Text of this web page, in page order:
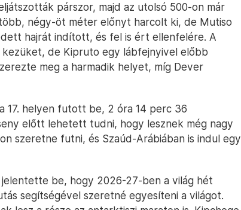
párszor, majd az utolsó 500-on már
négy-öt méter előnyt harcolt ki, de Mutiso
hajrát indított, és fel is ért ellenfelére. A
de Kipruto egy lábfejnyivel előbb
meg a harmadik helyet, míg Dever
17. helyen futott be, 2 óra 14 perc 36
előtt lehetett tudni, hogy lesznek még nagy
szeretne futni, és Szaúd-Arábiában is indul egy
be, hogy 2026-27-ben a világ hét
segítségével szeretné egyesíteni a világot.